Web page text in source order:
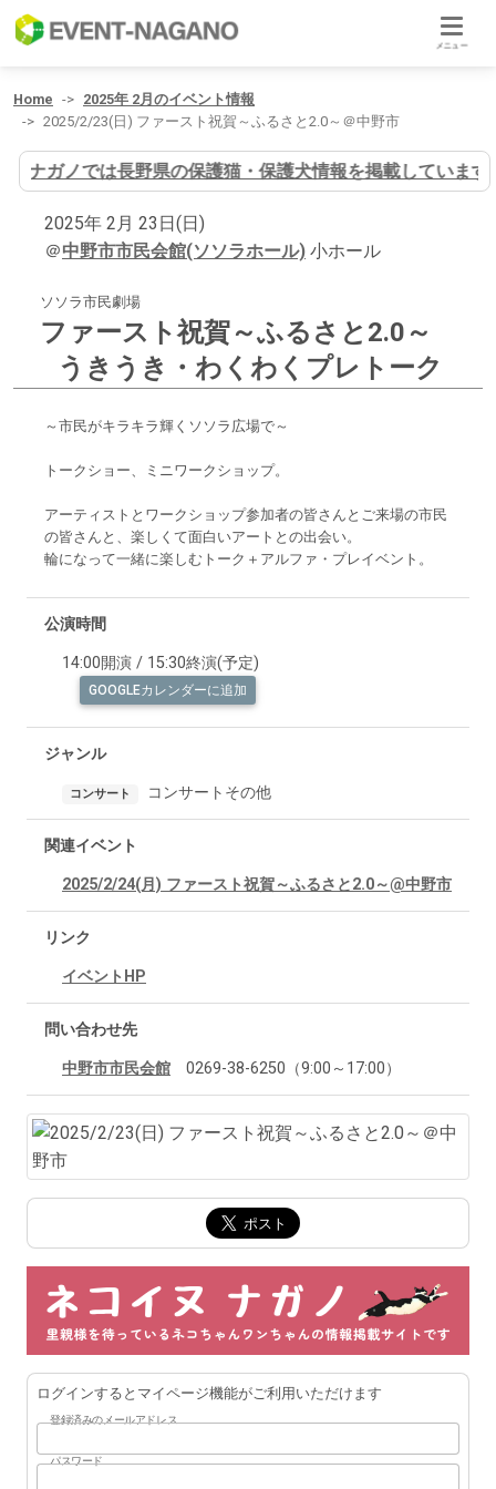
メニュー
Home
2025年 2月のイベント情報
2025/2/23(日) ファースト祝賀～ふるさと2.0～＠中野市
ヌナガノでは長野県の保護猫・保護犬情報を掲載していま
2025年 2月 23日(日)
＠中野市市民会館(ソソラホール) 小ホール
ソソラ市民劇場
ファースト祝賀～ふるさと2.0～
うきうき・わくわくプレトーク
～市民がキラキラ輝くソソラ広場で～
トークショー、ミニワークショップ。
アーティストとワークショップ参加者の皆さんとご来場の市民
の皆さんと、楽しくて面白いアートとの出会い。
輪になって一緒に楽しむトーク＋アルファ・プレイベント。
公演時間
14:00開演 / 15:30終演(予定)
GOOGLEカレンダーに追加
ジャンル
コンサート コンサートその他
関連イベント
2025/2/24(月) ファースト祝賀～ふるさと2.0～@中野市
リンク
イベントHP
問い合わせ先
中野市市民会館 0269-38-6250（9:00～17:00）
ログインするとマイページ機能がご利用いただけます
登録済みのメールアドレス
パスワード